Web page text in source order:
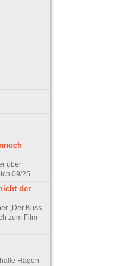
über
09/25
der
„Der Kuss
zum Film
Hagen